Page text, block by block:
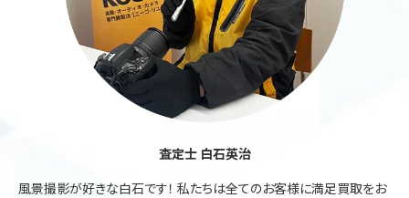
査定士 白石英治
風景撮影が好きな白石です！ 私たちは全てのお客様に満足買取をお